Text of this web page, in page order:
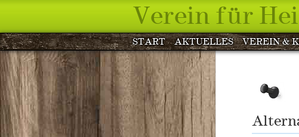
Verein für
START AKTUELLES VEREIN &